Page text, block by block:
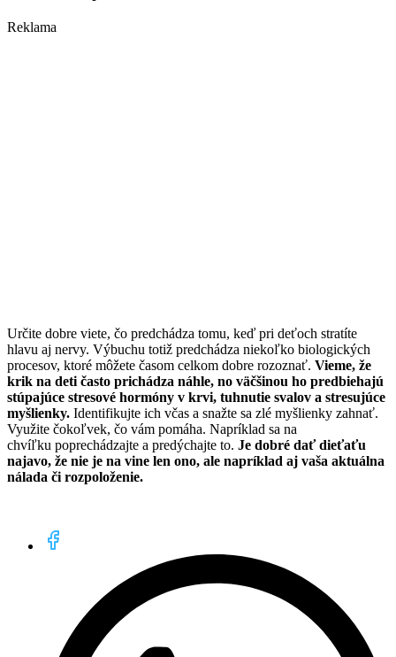
Reklama
Určite dobre viete, čo predchádza tomu, keď pri deťoch stratíte
hlavu aj nervy. Výbuchu totiž predchádza niekoľko biologických
procesov, ktoré môžete časom celkom dobre rozoznať. Vieme, že
krik na deti často prichádza náhle, no väčšinou ho predbiehajú
stúpajúce stresové hormóny v krvi, tuhnutie svalov a stresujúce
myšlienky. Identifikujte ich včas a snažte sa zlé myšlienky zahnať.
Využite čokoľvek, čo vám pomáha. Napríklad sa na
chvíľku poprechádzajte a predýchajte to. Je dobré dať dieťaťu
najavo, že nie je na vine len ono, ale napríklad aj vaša aktuálna
nálada či rozpoloženie.